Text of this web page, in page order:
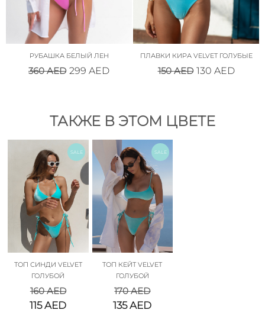
РУБАШКА БЕЛЫЙ ЛЕН
360AED 299 AED
ПЛАВКИ КИРА VELVET ГОЛУБЫЕ
150AED 130 AED
ТАКЖЕ В ЭТОМ ЦВЕТЕ
SALE
ТОП СИНДИ VELVET
ГОЛУБОЙ
160AED
115AED
SALE
ТОП КЕЙТ VELVET
ГОЛУБОЙ
170AED
135AED